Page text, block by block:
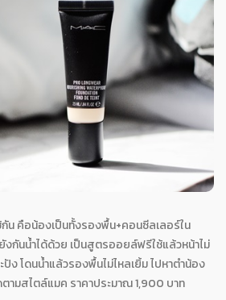
น คือน้องเป็นทั้งรองพื้น+คอนซีลเลอร์ใน
กันน้ำได้ด้วย เป็นสูตรออยล์ฟรีใช้แล้วหน้าไม่
ปัง โดนน้ำแล้วรองพื้นไม่ไหลเยิ้ม ไปหาตำน้อง
ามสไตล์แมค ราคาประมาณ 1,900 บาท